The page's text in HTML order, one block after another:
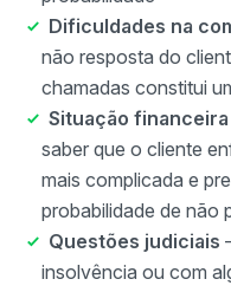
Dificuldades na
não resposta do
chamadas constitui
Situação
saber que o cliente
mais complicada e
probabilidade de não
Questões judiciais
insolvência ou com